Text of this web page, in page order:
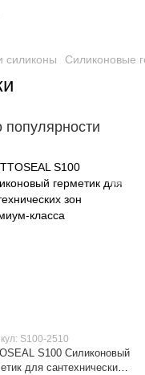
силиконы Силиконовые
популярности
S100-2510
S100 Силиконовый
для сантехнических